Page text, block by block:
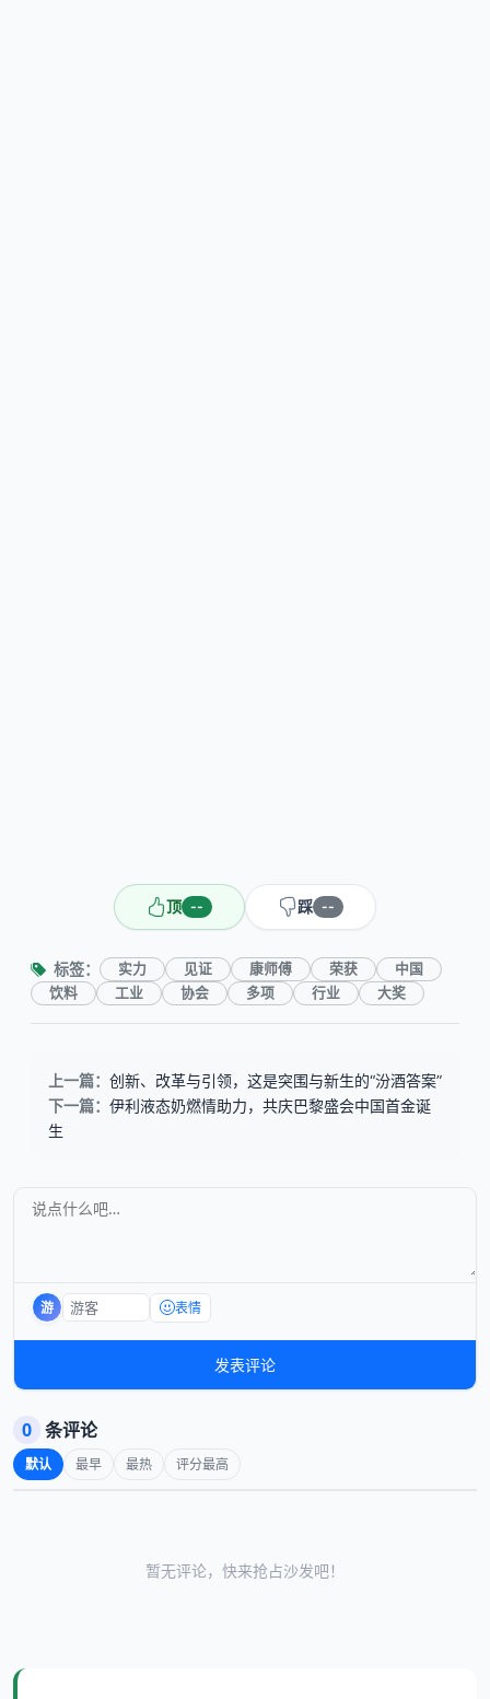
顶 -- 踩 --
标签： 实力 见证 康师傅 荣获
中国
饮料
工业 协会 多项 行业 大奖
上一篇： 创新、改革与引领，这是突围与新生的“汾酒答案”
下一篇： 伊利液态奶燃情助力，共庆巴黎盛会中国首金诞
生
游 表情
发表评论
0 条评论
默认 最早 最热 评分最高
暂无评论，快来抢占沙发吧！